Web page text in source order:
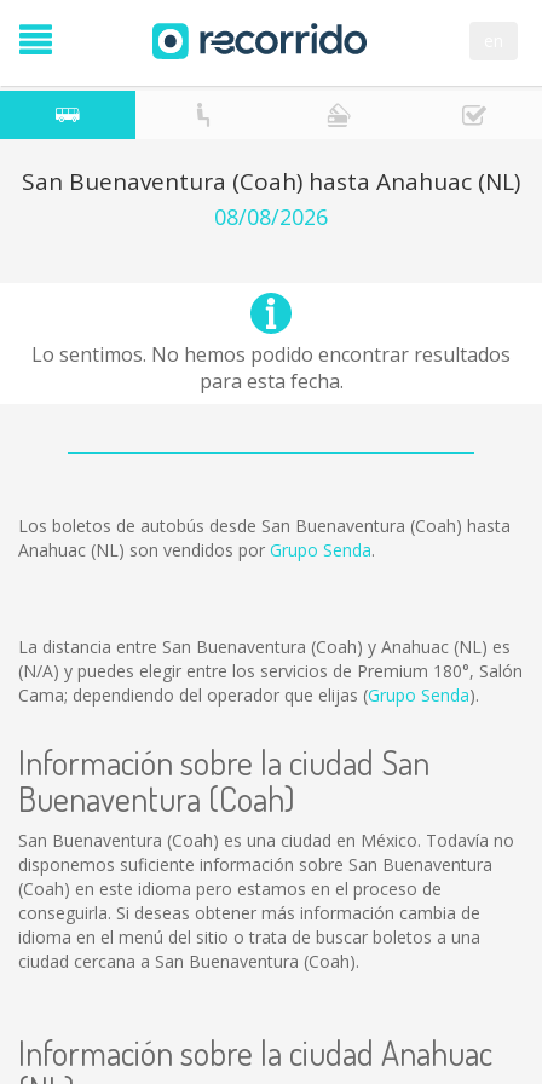
San Buenaventura (Coah) hasta Anahuac (NL)
08/08/2026
Lo sentimos. No hemos podido encontrar resultados
para esta fecha.
Los boletos de autobús desde San Buenaventura (Coah) hasta
Anahuac (NL) son vendidos por Grupo Senda.
La distancia entre San Buenaventura (Coah) y Anahuac (NL) es
(N/A) y puedes elegir entre los servicios de Premium 180°, Salón
Cama; dependiendo del operador que elijas (Grupo Senda).
Información sobre la ciudad San
Buenaventura (Coah)
San Buenaventura (Coah) es una ciudad en México. Todavía no
disponemos suficiente información sobre San Buenaventura
(Coah) en este idioma pero estamos en el proceso de
conseguirla. Si deseas obtener más información cambia de
idioma en el menú del sitio o trata de buscar boletos a una
ciudad cercana a San Buenaventura (Coah).
Información sobre la ciudad Anahuac